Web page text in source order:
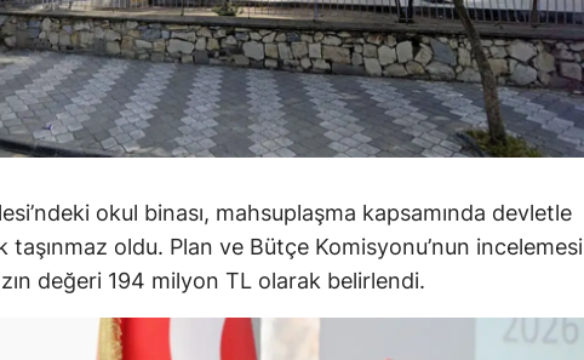
Osmaniye
Düzce
okul binası, mahsuplaşma kapsamında devletle
taşınmaz oldu. Plan ve Bütçe Komisyonu’nun incelemesi
değeri 194 milyon TL olarak belirlendi.